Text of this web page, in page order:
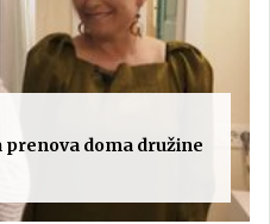
prenova doma družine